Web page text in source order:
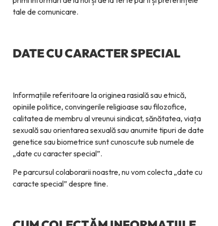
tale de comunicare.
DATE CU CARACTER SPECIAL
Informațiile referitoare la originea rasială sau etnică,
opiniile politice, convingerile religioase sau filozofice,
calitatea de membru al vreunui sindicat, sănătatea, viața
sexuală sau orientarea sexuală sau anumite tipuri de date
genetice sau biometrice sunt cunoscute sub numele de
„date cu caracter special”.
Pe parcursul colaborarii noastre, nu vom colecta „date cu
caracte special” despre tine.